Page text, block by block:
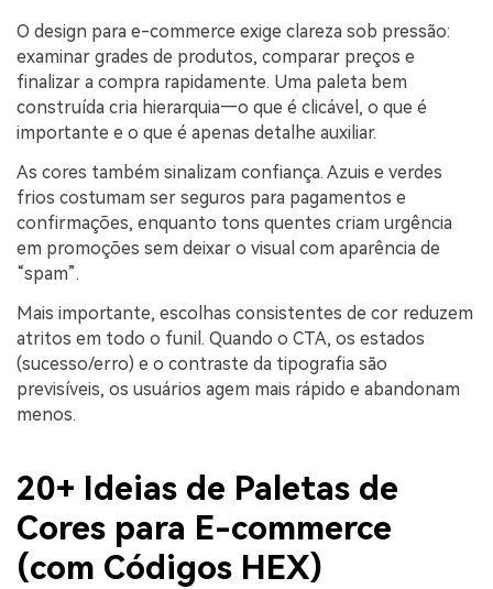
O design para e-commerce exige clareza sob pressão:
examinar grades de produtos, comparar preços e
finalizar a compra rapidamente. Uma paleta bem
construída cria hierarquia—o que é clicável, o que é
importante e o que é apenas detalhe auxiliar.
As cores também sinalizam confiança. Azuis e verdes
frios costumam ser seguros para pagamentos e
confirmações, enquanto tons quentes criam urgência
em promoções sem deixar o visual com aparência de
“spam”.
Mais importante, escolhas consistentes de cor reduzem
atritos em todo o funil. Quando o CTA, os estados
(sucesso/erro) e o contraste da tipografia são
previsíveis, os usuários agem mais rápido e abandonam
menos.
20+ Ideias de Paletas de
Cores para E-commerce
(com Códigos HEX)